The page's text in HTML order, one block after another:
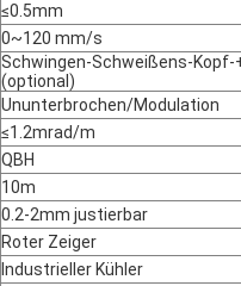
≤0.5mm
0~120 mm/s
Schwingen-Schweißens-Kopf-
(optional)
Ununterbrochen/Modulation
≤1.2mrad/m
QBH
10m
0.2-2mm justierbar
Roter Zeiger
Industrieller Kühler